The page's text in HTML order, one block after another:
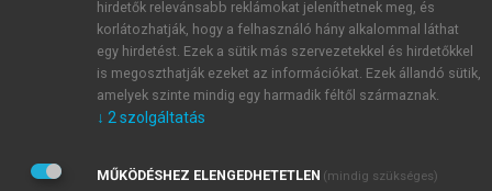
JELSZÓ ÚJRA
Kérek értesítést a MeRSZ újdonságairól, akcióiról.
Kérek értesítést az Akadémiai Kiadó Zrt. újdonságairól,
Adatkezelési tájékoztatóbanfoglaltakat tudomásul
hirdetők relevánsabb reklámokat jeleníthetnek meg, és
korlátozhatják, hogy a felhasználó hány alkalommal láthat
egy hirdetést. Ezek a sütik más szervezetekkel és hirdetőkkel
is megoszthatják ezeket az információkat. Ezek állandó sütik,
amelyek szinte mindig egy harmadik féltől származnak.
↓ 2 szolgáltatás
MŰKÖDÉSHEZ ELENGEDHETETLEN (mindig szükséges)